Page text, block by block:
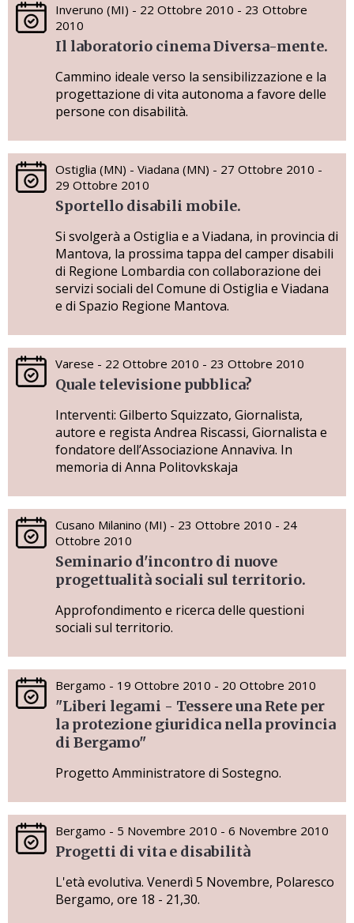
Inveruno (MI) - 22 Ottobre 2010 - 23 Ottobre
2010
Il laboratorio cinema Diversa-mente.
Cammino ideale verso la sensibilizzazione e la
progettazione di vita autonoma a favore delle
persone con disabilità.
Ostiglia (MN) - Viadana (MN) - 27 Ottobre 2010 -
29 Ottobre 2010
Sportello disabili mobile.
Si svolgerà a Ostiglia e a Viadana, in provincia di
Mantova, la prossima tappa del camper disabili
di Regione Lombardia con collaborazione dei
servizi sociali del Comune di Ostiglia e Viadana
e di Spazio Regione Mantova.
Varese - 22 Ottobre 2010 - 23 Ottobre 2010
Quale televisione pubblica?
Interventi: Gilberto Squizzato, Giornalista,
autore e regista Andrea Riscassi, Giornalista e
fondatore dell’Associazione Annaviva. In
memoria di Anna Politovkskaja
Cusano Milanino (MI) - 23 Ottobre 2010 - 24
Ottobre 2010
Seminario d'incontro di nuove
progettualità sociali sul territorio.
Approfondimento e ricerca delle questioni
sociali sul territorio.
Bergamo - 19 Ottobre 2010 - 20 Ottobre 2010
"Liberi legami - Tessere una Rete per
la protezione giuridica nella provincia
di Bergamo"
Progetto Amministratore di Sostegno.
Bergamo - 5 Novembre 2010 - 6 Novembre 2010
Progetti di vita e disabilità
L'età evolutiva. Venerdì 5 Novembre, Polaresco
Bergamo, ore 18 - 21,30.